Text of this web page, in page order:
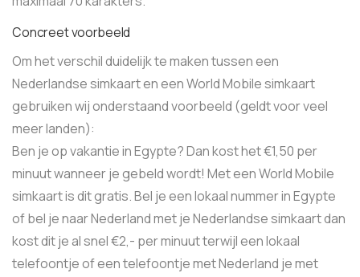
Concreet voorbeeld
Om het verschil duidelijk te maken tussen een
Nederlandse simkaart en een World Mobile simkaart
gebruiken wij onderstaand voorbeeld (geldt voor veel
meer landen):
Ben je op vakantie in Egypte? Dan kost het €1,50 per
minuut wanneer je gebeld wordt! Met een World Mobile
simkaart is dit gratis. Bel je een lokaal nummer in Egypte
of bel je naar Nederland met je Nederlandse simkaart dan
kost dit je al snel €2,- per minuut terwijl een lokaal
telefoontje of een telefoontje met Nederland je met